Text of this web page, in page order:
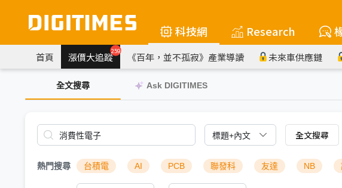
科技網 Research
首頁 漲價大追蹤259 《百年，並不孤寂》產業導讀 未來車供應鏈
全文搜尋 Ask DIGITIMES
全文搜尋
熱門搜尋 台積電 AI PCB 聯發科 友達 NB